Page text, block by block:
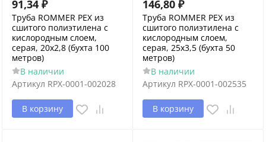
91,34 ₽
Труба ROMMER PEX из
сшитого полиэтилена с
кислородным слоем,
серая, 20х2,8 (бухта 100
метров)
В наличии
Артикул RPX-0001-002028
В корзину
146,80 ₽
Труба ROMMER PEX из
сшитого полиэтилена с
кислородным слоем,
серая, 25х3,5 (бухта 50
метров)
В наличии
Артикул RPX-0001-002535
В корзину